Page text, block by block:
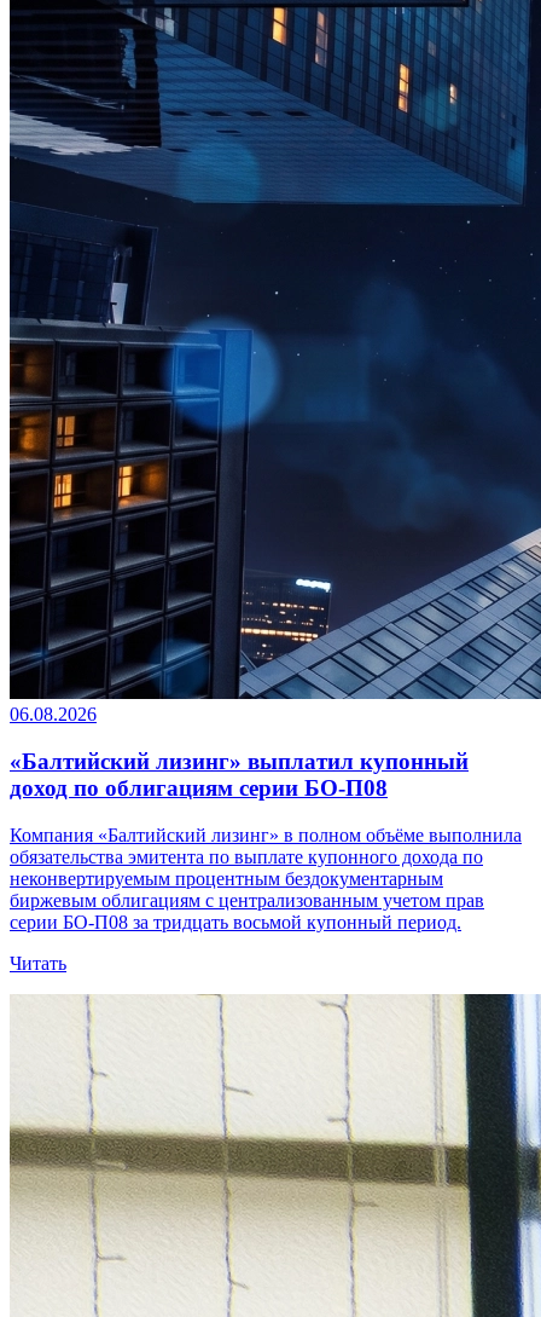
06.08.2026
«Балтийский лизинг» выплатил купонный
доход по облигациям серии БО-П08
Компания «Балтийский лизинг» в полном объёме выполнила
обязательства эмитента по выплате купонного дохода по
неконвертируемым процентным бездокументарным
биржевым облигациям с централизованным учетом прав
серии БО-П08 за тридцать восьмой купонный период.
Читать